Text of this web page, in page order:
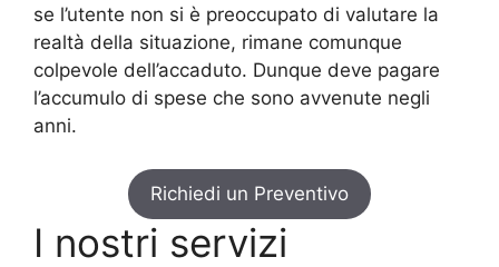
se l’utente non si è preoccupato di valutare la
realtà della situazione, rimane comunque
colpevole dell’accaduto. Dunque deve pagare
l’accumulo di spese che sono avvenute negli
anni.
Richiedi un Preventivo
I nostri servizi